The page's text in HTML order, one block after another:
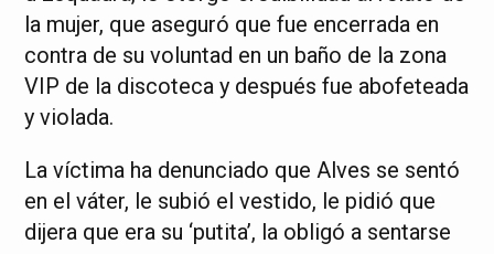
la mujer, que aseguró que fue encerrada en
contra de su voluntad en un baño de la zona
VIP de la discoteca y después fue abofeteada
y violada.
La víctima ha denunciado que Alves se sentó
en el váter, le subió el vestido, le pidió que
dijera que era su ‘putita’, la obligó a sentarse